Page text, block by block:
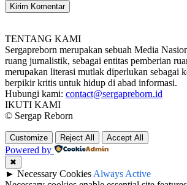
TENTANG KAMI
Sergapreborn merupakan sebuah Media
ruang jurnalistik, sebagai entitas pemberian
merupakan literasi mutlak diperlukan sebagai
berpikir kritis untuk hidup di abad informasi.
Hubungi kami: contact@sergapreborn.id
IKUTI KAMI
© Sergap Reborn
Customize Reject All Accept All
Powered by
✖
► Necessary Cookies Always Active